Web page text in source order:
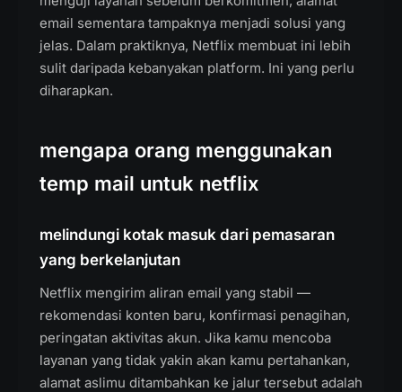
email sementara tampaknya menjadi solusi yang
jelas. Dalam praktiknya, Netflix membuat ini lebih
sulit daripada kebanyakan platform. Ini yang perlu
diharapkan.
mengapa orang menggunakan
temp mail untuk netflix
melindungi kotak masuk dari pemasaran
yang berkelanjutan
Netflix mengirim aliran email yang stabil —
rekomendasi konten baru, konfirmasi penagihan,
peringatan aktivitas akun. Jika kamu mencoba
layanan yang tidak yakin akan kamu pertahankan,
alamat aslimu ditambahkan ke jalur tersebut adalah